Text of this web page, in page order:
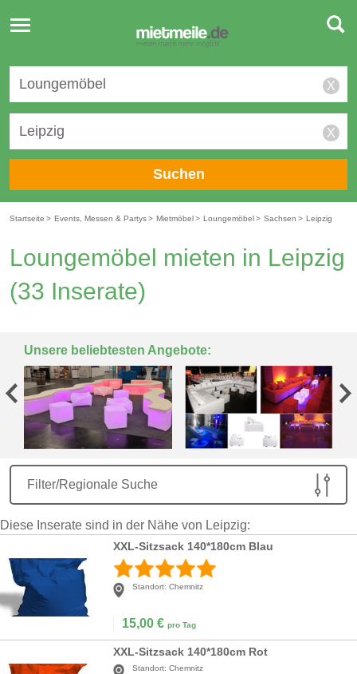
Toggle
navigation
X
X
Suchen
Startseite > Events, Messen & Partys> Mietmöbel> Loungemöbel> Sachsen > Leipzig
Loungemöbel mieten in Leipzig
(33 Inserate)
Unsere beliebtesten Angebote:
Filter/Regionale Suche
Diese Inserate sind in der Nähe von Leipzig:
XXL-Sitzsack 140*180cm Blau
Standort: Chemnitz
15,00 € pro Tag
XXL-Sitzsack 140*180cm Rot
Standort: Chemnitz